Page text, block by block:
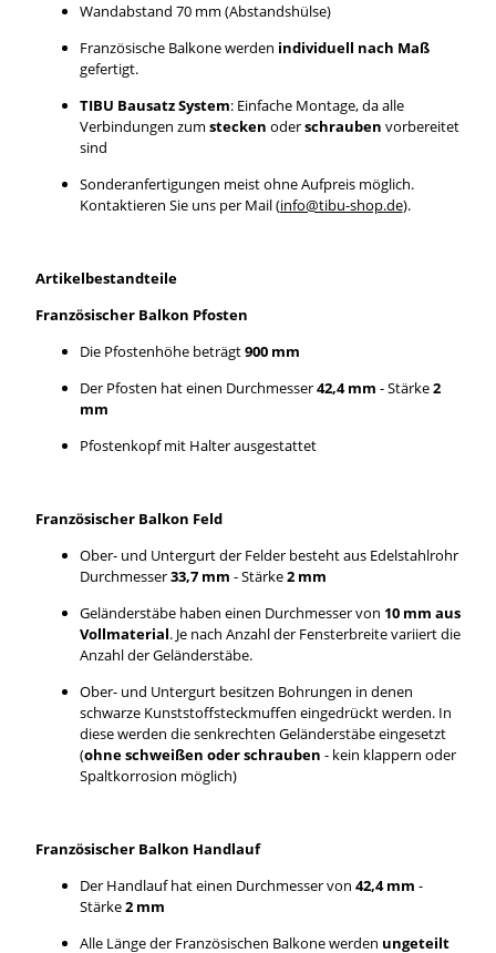
Wandabstand 70 mm (Abstandshülse)
Französische Balkone werden individuell nach Maß
gefertigt.
TIBU Bausatz System: Einfache Montage, da alle
Verbindungen zum stecken oderschrauben vorbereitet
sind
Sonderanfertigungen meist ohne Aufpreis möglich.
Kontaktieren Sie uns per Mail (info@tibu-shop.de).
Artikelbestandteile
Französischer Balkon Pfosten
Die Pfostenhöhe beträgt900 mm
Der Pfosten hat einen Durchmesser42,4 mm - Stärke2
mm
Pfostenkopf mit Halter ausgestattet
Französischer Balkon Feld
Ober- und Untergurt der Felder besteht aus Edelstahlrohr
Durchmesser33,7 mm - Stärke2 mm
Geländerstäbe haben einen Durchmesser von 10 mm aus
Vollmaterial. Je nach Anzahl der Fensterbreite variiert die
Anzahl der Geländerstäbe.
Ober- und Untergurt besitzen Bohrungen in denen
schwarze Kunststoffsteckmuffen eingedrückt werden. In
diese werden die senkrechten Geländerstäbe eingesetzt
(ohne schweißen oder schrauben - kein klappern oder
Spaltkorrosion möglich)
Französischer Balkon Handlauf
Der Handlauf hat einen Durchmesser von 42,4 mm -
Stärke2 mm
Alle Länge der Französischen Balkone werden ungeteilt